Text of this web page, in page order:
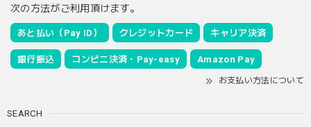
次の方法がご利用頂けます。
あと払い（Pay ID） クレジットカード キャリア決済
銀行振込 コンビニ決済・Pay-easy Amazon Pay
お支払い方法について
SEARCH